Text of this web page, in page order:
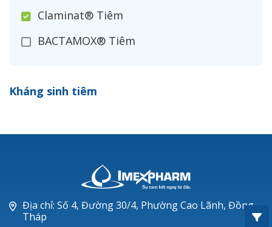
Claminat® Tiêm
BACTAMOX® Tiêm
Ceftizoxim®
Piperacillin
Ticarlinat®
Kháng sinh tiêm
Địa chỉ: Số 4, Đường 30/4, Phường Cao Lãnh, Đồng
Tháp